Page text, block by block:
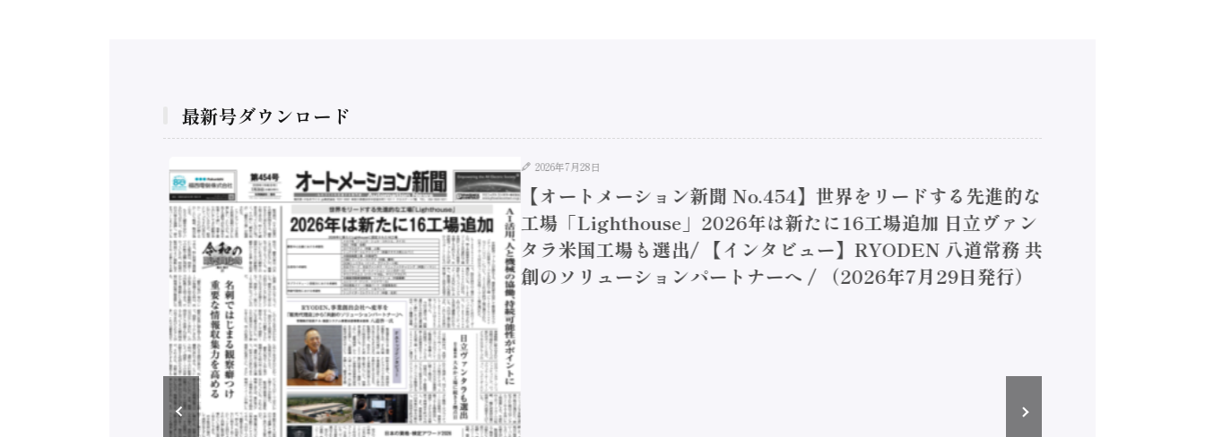
最新号ダウンロード
2026年7月28日
【オートメーション新聞 No.454】世界をリードする先進的な
工場「Lighthouse」2026年は新たに16工場追加 日立ヴァン
タラ米国工場も選出/ 【インタビュー】RYODEN 八道常務 共
創のソリューションパートナーへ / （2026年7月29日発行）